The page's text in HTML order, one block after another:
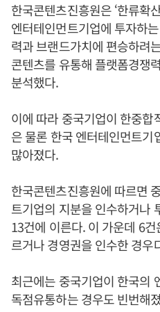
한국콘텐츠진흥원은 ‘한류확
엔터테인먼트기업에 투자하
력과 브랜드가치에 편승하려
콘텐츠를 유통해 플랫폼경쟁
분석했다.
이에 따라 중국기업이 한중합
은 물론 한국 엔터테인먼트
많아졌다.
한국콘텐츠진흥원에 따르면
트기업의 지분을 인수하거나
13건에 이른다. 이 가운데 6
르거나 경영권을 인수한 경우
최근에는 중국기업이 한국의
독점유통하는 경우도 빈번해